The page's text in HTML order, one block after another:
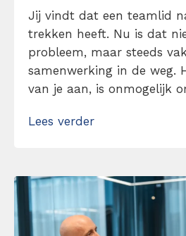
Jij vindt dat een teamlid
trekken heeft. Nu is dat
probleem, maar steeds
samenwerking in de weg.
van je aan, is onmogelijk
ware nachtmerrie. Hoe
Lees verder